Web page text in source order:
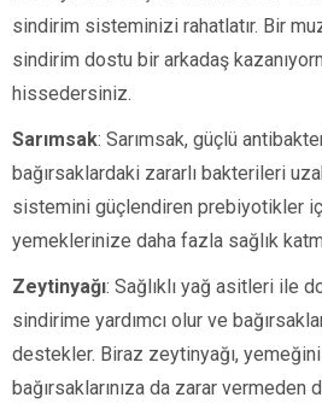
sindirim sisteminizi rahatlatır. Bir
sindirim dostu bir arkadaş
hissedersiniz.
Sarımsak: Sarımsak, güçlü
bağırsaklardaki zararlı bakterileri
sistemini güçlendiren prebiyotikler
yemeklerinize daha fazla sağlık
Zeytinyağı: Sağlıklı yağ asitleri ile
sindirime yardımcı olur ve
destekler. Biraz zeytinyağı,
bağırsaklarınıza da zarar vermeden